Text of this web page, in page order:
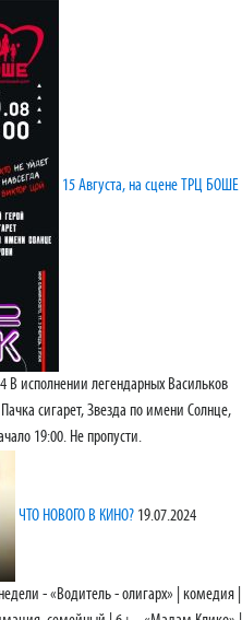
15 Августа, на сцене ТРЦ БОШЕ
В исполнении легендарных Васильков
сигарет, Звезда по имени Солнце,
19:00. Не пропусти.
ЧТО НОВОГО В КИНО? 19.07.2024
- «Водитель - олигарх» | комедия |